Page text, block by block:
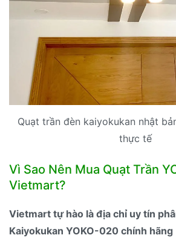
Quạt trần đèn kaiyokukan nhật
thực tế
Vì Sao Nên Mua Quạt Trần
Vietmart?
Vietmart tự hào là địa chỉ uy tín
Kaiyokukan YOKO-020 chính hãng